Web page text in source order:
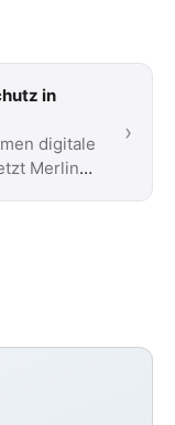
in
digitale
Merlin
›